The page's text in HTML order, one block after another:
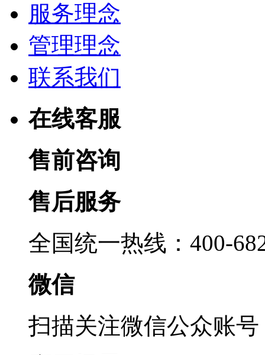
服务理念
管理理念
联系我们
在线客服
售前咨询
售后服务
全国统一热线：400-
微信
扫描关注微信公众账号